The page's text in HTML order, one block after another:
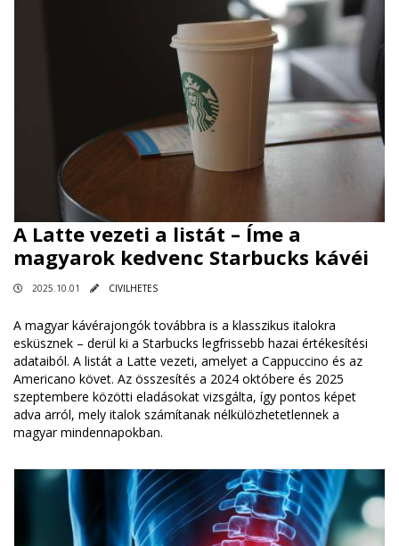
A Latte vezeti a listát – Íme a
magyarok kedvenc Starbucks kávéi
2025.10.01 CIVILHETES
A magyar kávérajongók továbbra is a klasszikus italokra
esküsznek – derül ki a Starbucks legfrissebb hazai értékesítési
adataiból. A listát a Latte vezeti, amelyet a Cappuccino és az
Americano követ. Az összesítés a 2024 októbere és 2025
szeptembere közötti eladásokat vizsgálta, így pontos képet
adva arról, mely italok számítanak nélkülözhetetlennek a
magyar mindennapokban.